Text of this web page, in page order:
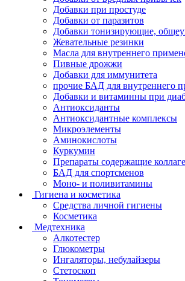
Добавки при простуде
Добавки от паразитов
Добавки тонизирующие,
Жевательные резинки
Масла для внутреннего
Пивные дрожжи
Добавки для иммунитета
прочие БАД для внутреннего
Добавки и витаминны при
Антиоксиданты
Антиоксидантные комплексы
Микроэлементы
Аминокислоты
Куркумин
Препараты содержащие
БАД для спортсменов
Моно- и поливитамины
Гигиена и косметика
Средства личной гигиены
Косметика
Медтехника
Алкотестер
Глюкометры
Ингаляторы, небулайзеры
Стетоскоп